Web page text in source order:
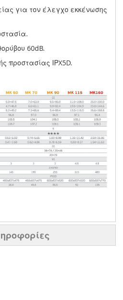
για τον έλεγχο εκκένωσης
60dB.
προστασίας ΙΡX5D.